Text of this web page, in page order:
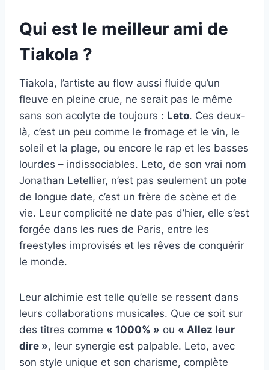
Qui est le meilleur ami de
Tiakola ?
Tiakola, l’artiste au flow aussi fluide qu’un
fleuve en pleine crue, ne serait pas le même
sans son acolyte de toujours : Leto. Ces deux-
là, c’est un peu comme le fromage et le vin, le
soleil et la plage, ou encore le rap et les basses
lourdes – indissociables. Leto, de son vrai nom
Jonathan Letellier, n’est pas seulement un pote
de longue date, c’est un frère de scène et de
vie. Leur complicité ne date pas d’hier, elle s’est
forgée dans les rues de Paris, entre les
freestyles improvisés et les rêves de conquérir
le monde.
Leur alchimie est telle qu’elle se ressent dans
leurs collaborations musicales. Que ce soit sur
des titres comme « 1000% » ou « Allez leur
dire », leur synergie est palpable. Leto, avec
son style unique et son charisme, complète